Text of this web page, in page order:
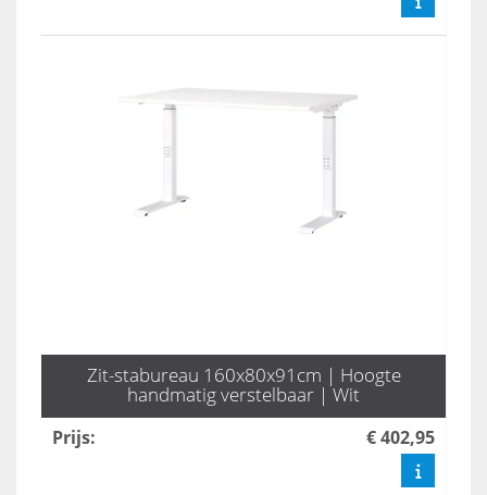
Zit-stabureau 160x80x91cm | Hoogte
handmatig verstelbaar | Wit
Prijs: € 402,95